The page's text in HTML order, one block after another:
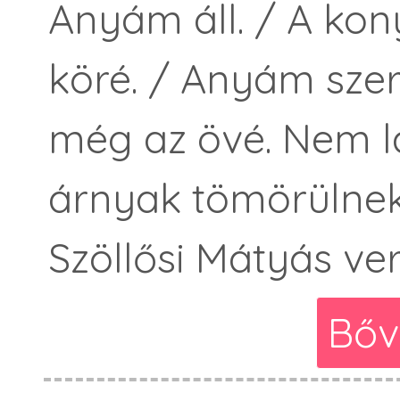
Anyám áll. / A
köré. / Anyám
még az övé. Nem
árnyak
Szöllősi Mátyás